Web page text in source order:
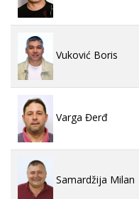
Vuković Boris
Varga Đerđ
Samardžija Milan